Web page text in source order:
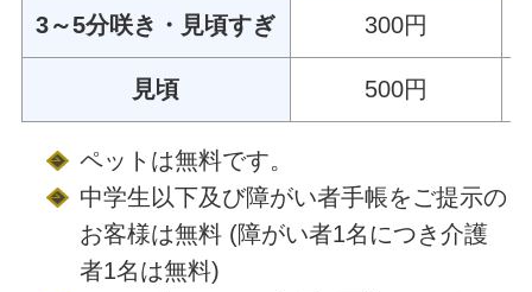
3～5分咲き・見頃すぎ 300円
見頃 500円
ペットは無料です。
中学生以下及び障がい者手帳をご提示の
お客様は無料 (障がい者1名につき介護
者1名は無料)